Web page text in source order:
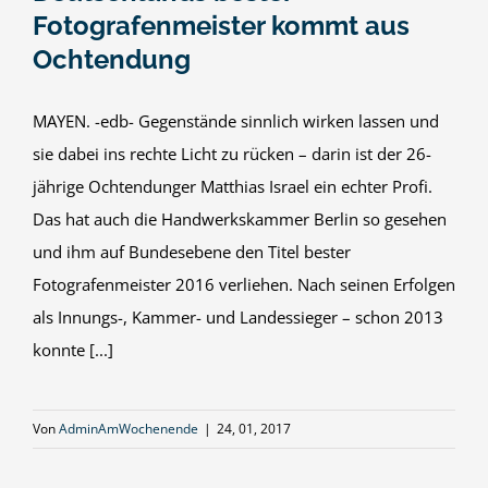
Fotografenmeister kommt aus
Ochtendung
MAYEN. -edb- Gegenstände sinnlich wirken lassen und
sie dabei ins rechte Licht zu rücken – darin ist der 26-
jährige Ochtendunger Matthias Israel ein echter Profi.
Das hat auch die Handwerkskammer Berlin so gesehen
und ihm auf Bundesebene den Titel bester
Fotografenmeister 2016 verliehen. Nach seinen Erfolgen
als Innungs-, Kammer- und Landessieger – schon 2013
konnte [...]
VonAdminAmWochenende | 24, 01, 2017